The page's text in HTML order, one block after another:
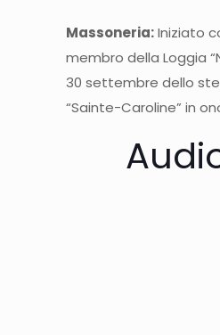
Massoneria:Iniziato
membro della Loggia
30 settembre dello
“Sainte-Caroline” in